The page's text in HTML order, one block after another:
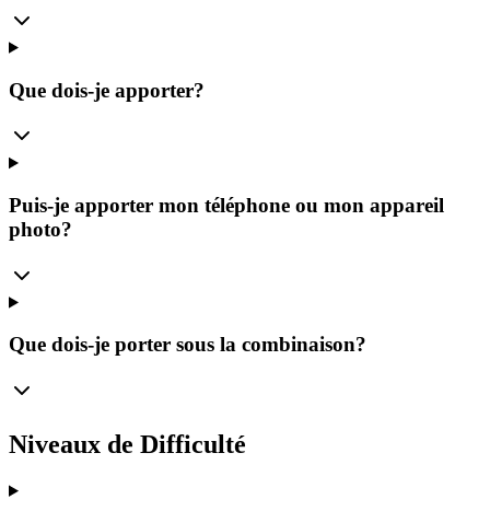
Que dois-je apporter?
Puis-je apporter mon téléphone ou mon appareil
photo?
Que dois-je porter sous la combinaison?
Niveaux de Difficulté